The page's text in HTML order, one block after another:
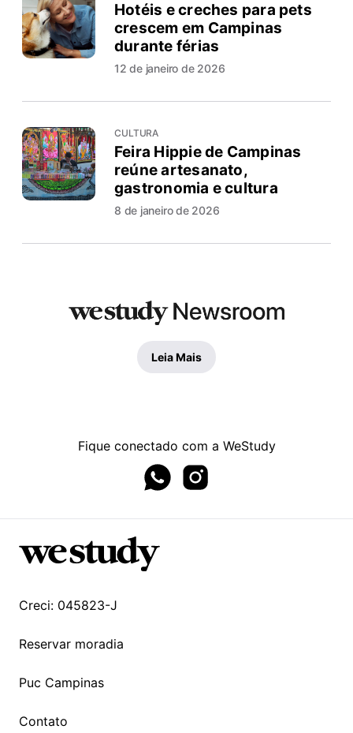
Hotéis e creches para pets
crescem em Campinas
durante férias
12 de janeiro de 2026
CULTURA
Feira Hippie de Campinas
reúne artesanato,
gastronomia e cultura
8 de janeiro de 2026
Leia Mais
Fique conectado com a WeStudy
Creci: 045823-J
Reservar moradia
Puc Campinas
Contato